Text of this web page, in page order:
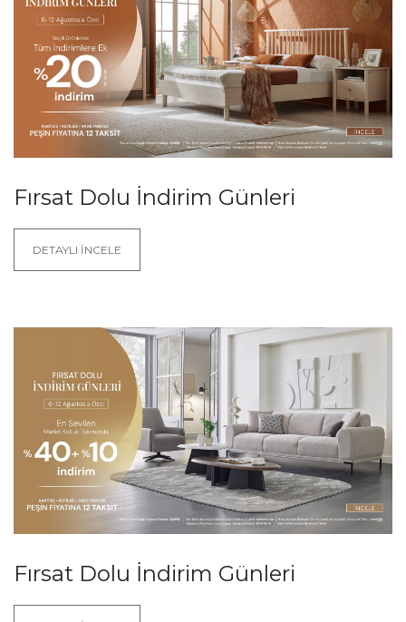
Fırsat Dolu İndirim Günleri
DETAYLI İNCELE
Fırsat Dolu İndirim Günleri